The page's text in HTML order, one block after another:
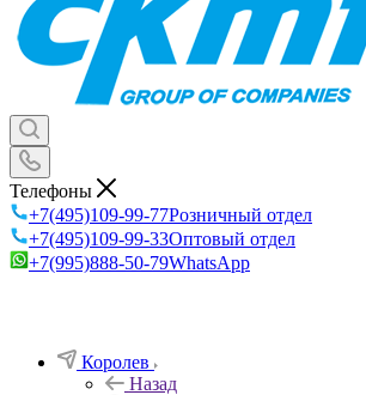
Телефоны
+7(495)109-99-77Розничный отдел
+7(495)109-99-33Оптовый отдел
+7(995)888-50-79WhatsApp
Королев
Назад